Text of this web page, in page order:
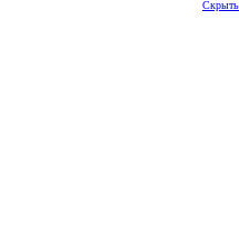
Скрыть